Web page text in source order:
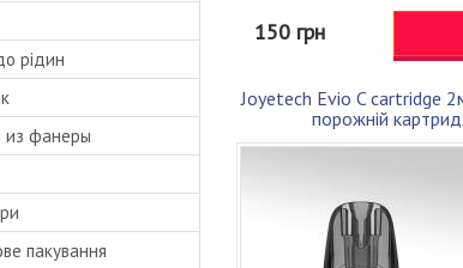
рідин
из фанеры
пакування
150 грн
Joyetech Evio C cartridge
порожній